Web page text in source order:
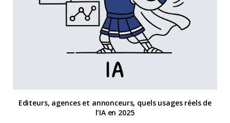
Editeurs, agences et annonceurs, quels usages réels de
l’IA en 2025